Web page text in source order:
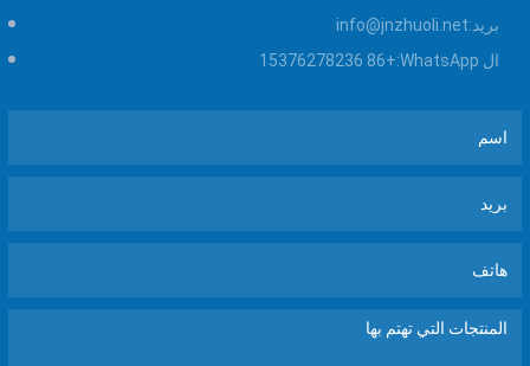
بريد:info@jnzhuoli.net
ال WhatsApp:
+86 15376278236